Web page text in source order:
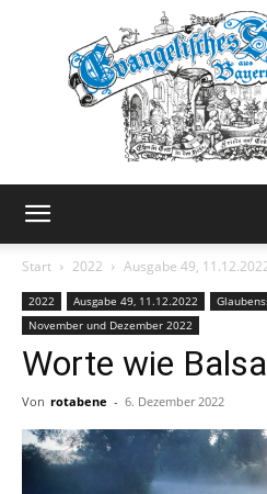
Start 2022 Ausgabe 49,
2022 Ausgabe 49, 11.12.2022
November und Dezember 2022
Worte wie
Von rotabene - 6. Dezember 2022